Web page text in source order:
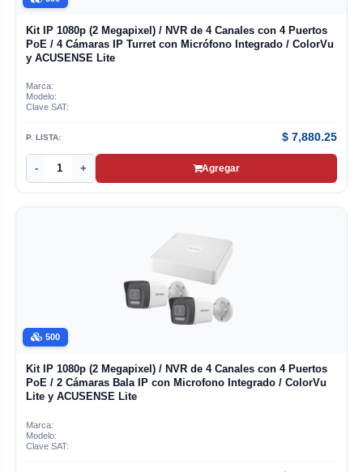
Kit IP 1080p (2 Megapixel) / NVR de 4 Canales con 4 Puertos
PoE / 4 Cámaras IP Turret con Micrófono Integrado / ColorVu
y ACUSENSE Lite
Marca:
Modelo:
Clave SAT:
P. LISTA: $ 7,880.25
- + Agregar
500
Kit IP 1080p (2 Megapixel) / NVR de 4 Canales con 4 Puertos
PoE / 2 Cámaras Bala IP con Microfono Integrado / ColorVu
Lite y ACUSENSE Lite
Marca:
Modelo:
Clave SAT: